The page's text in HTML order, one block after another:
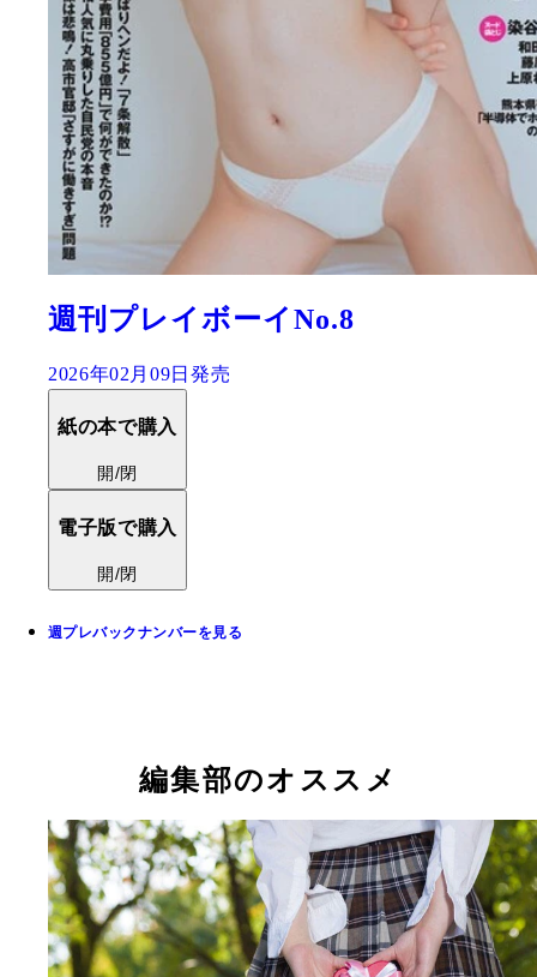
週刊プレイボーイNo.8
2026年02月09日発売
紙の本で購入
開/閉
電子版で購入
開/閉
週プレバックナンバーを見る
編集部のオススメ